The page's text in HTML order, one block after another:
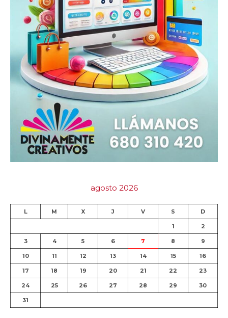
agosto 2026
L M X J V S D
1 2
3 4 5 6 7 8 9
10 11 12 13 14 15 16
17 18 19 20 21 22 23
24 25 26 27 28 29 30
31